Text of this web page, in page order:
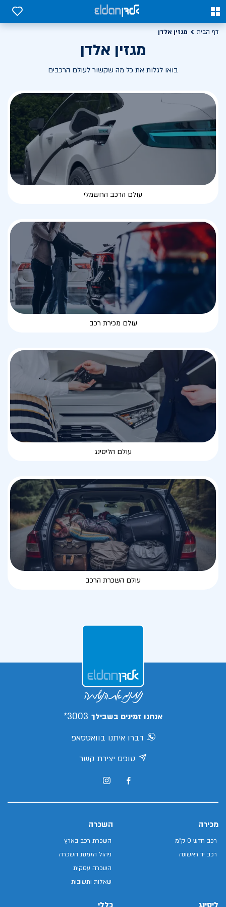
0
0
דף הבית מגזין אלדן
מגזין אלדן
בואו לגלות את כל מה שקשור לעולם הרכבים
עולם הרכב החשמלי
עולם מכירת רכב
עולם הליסינג
עולם השכרת הרכב
אנחנו זמינים בשבילך 3003*
דברו איתנו בוואטסאפ
טופס יצירת קשר
מכירה
רכב חדש 0 ק"מ
רכב יד ראשונה
השכרה
השכרת רכב בארץ
ניהול הזמנת השכרה
השכרה עסקית
שאלות ותשובות
ליסינג כללי